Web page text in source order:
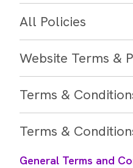
All Policies
Website Terms &
Terms &
Terms &
General Terms and